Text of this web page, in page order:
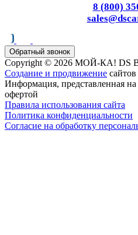
8 (800)
Обратный звонок
Copyright © 2026 МОЙ-КА! DS
Создание и продвижение
Информация, представленная на
офертой
Правила использования сайта
Политика конфиденциальности
Согласие на обработку